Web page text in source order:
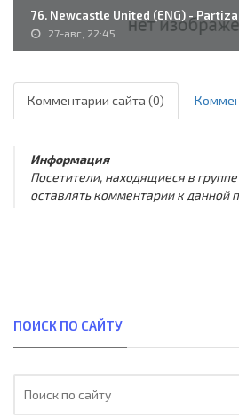
76. Newcastle United (ENG) -
27-авг, 22:45
Комментарии сайта (0)
Информация
Посетители, находящиеся в группе
оставлять комментарии к данной
ПОИСК ПО САЙТУ